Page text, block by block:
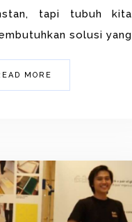
tapi tubuh kita
solusi yang …
MORE »